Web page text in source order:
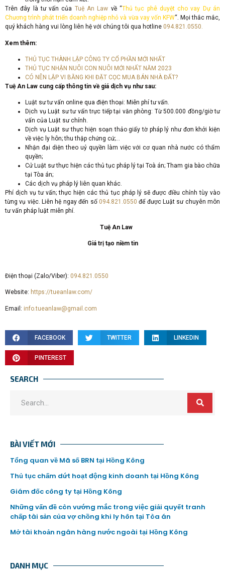
Trên đây là tư vấn của Tuệ An Law về “Thủ tục phê duyệt cho vay Dự án
Chương trình phát triển doanh nghiệp nhỏ và vừa vay vốn KFW“. Mọi thắc mắc,
quý khách hàng vui lòng liên hệ với chúng tôi qua hotline 094.821.0550.
Xem thêm:
THỦ TỤC THÀNH LẬP CÔNG TY CỔ PHẦN MỚI NHẤT
THỦ TỤC NHẬN NUÔI CON NUÔI MỚI NHẤT NĂM 2023
CÓ NÊN LẬP VI BẰNG KHI ĐẶT CỌC MUA BÁN NHÀ ĐẤT?
Tuệ An Law cung cấp thông tin về giá dịch vụ như sau:
Luật sư tư vấn online qua điện thoại: Miễn phí tư vấn.
Dịch vụ Luật sư tư vấn trực tiếp tại văn phòng: Từ 500.000 đồng/giờ tư
vấn của Luật sư chính.
Dịch vụ Luật sư thực hiện soạn thảo giấy tờ pháp lý như đơn khởi kiện
về việc ly hôn; thu thập chứng cứ;…
Nhận đại diện theo uỷ quyền làm việc với cơ quan nhà nước có thẩm
quyền;
Cử Luật sư thực hiện các thủ tục pháp lý tại Toà án; Tham gia bào chữa
tại Tòa án;
Các dịch vụ pháp lý liên quan khác.
Phí dịch vụ tư vấn; thực hiện các thủ tục pháp lý sẽ được điều chỉnh tùy vào
từng vụ việc. Liên hệ ngay đến số 094.821.0550 để được Luật sư chuyên môn
tư vấn pháp luật miễn phí.
Tuệ An Law
Giá trị tạo niềm tin
Điện thoại (Zalo/Viber): 094.821.0550
Website: https://tueanlaw.com/
Email: info.tueanlaw@gmail.com
FACEBOOK TWITTER LINKEDIN
PINTEREST
SEARCH
BÀI VIẾT MỚI
Tổng quan về Mã số BRN tại Hồng Kông
Thủ tục chấm dứt hoạt động kinh doanh tại Hồng Kông
Giám đốc công ty tại Hồng Kông
Những vấn đề còn vướng mắc trong việc giải quyết tranh
chấp tài sản của vợ chồng khi ly hôn tại Tòa án
Mở tài khoản ngân hàng nước ngoài tại Hồng Kông
DANH MỤC